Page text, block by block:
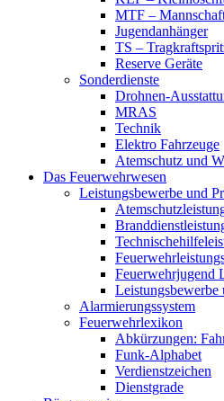
MTF –
Jugendanhänger
TS –
Reserve Geräte
Sonderdienste
Drohnen-
MRAS
Technik
Elektro Fahrzeuge
Atemschutz und
Das Feuerwehrwesen
Leistungsbewerbe und
Feuerwehrjugend
Leistungsbewerbe
Alarmierungssystem
Feuerwehrlexikon
Abkürzungen:
Funk-Alphabet
Verdienstzeichen
Dienstgrade